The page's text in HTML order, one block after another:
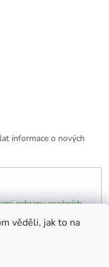
věděli, jak to na
informace o nových
ochrany osobních